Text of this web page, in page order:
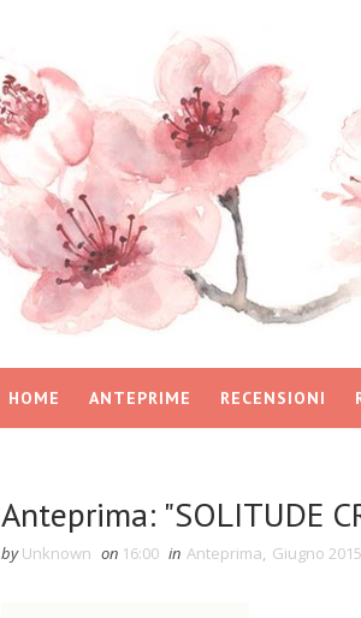
HOME ANTEPRIME RECENSIONI
Anteprima: "SOLITUDE
by Unknown on 16:00 in Anteprima, Giugno 2015